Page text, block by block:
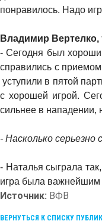
понравилось. Надо
Владимир
- Сегодня был
справились с
уступили в пятой
с хорошей игрой.
сильнее в
- Насколько
- Наталья сыграла
игра была важнейшим
Источник: ВФВ
ВЕРНУТЬСЯ К СПИСКУ